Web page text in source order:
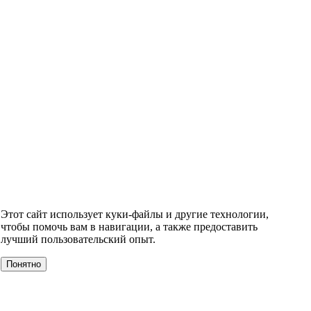
Этот сайт использует куки-файлы и другие технологии,
чтобы помочь вам в навигации, а также предоставить
лучший пользовательский опыт.
Понятно